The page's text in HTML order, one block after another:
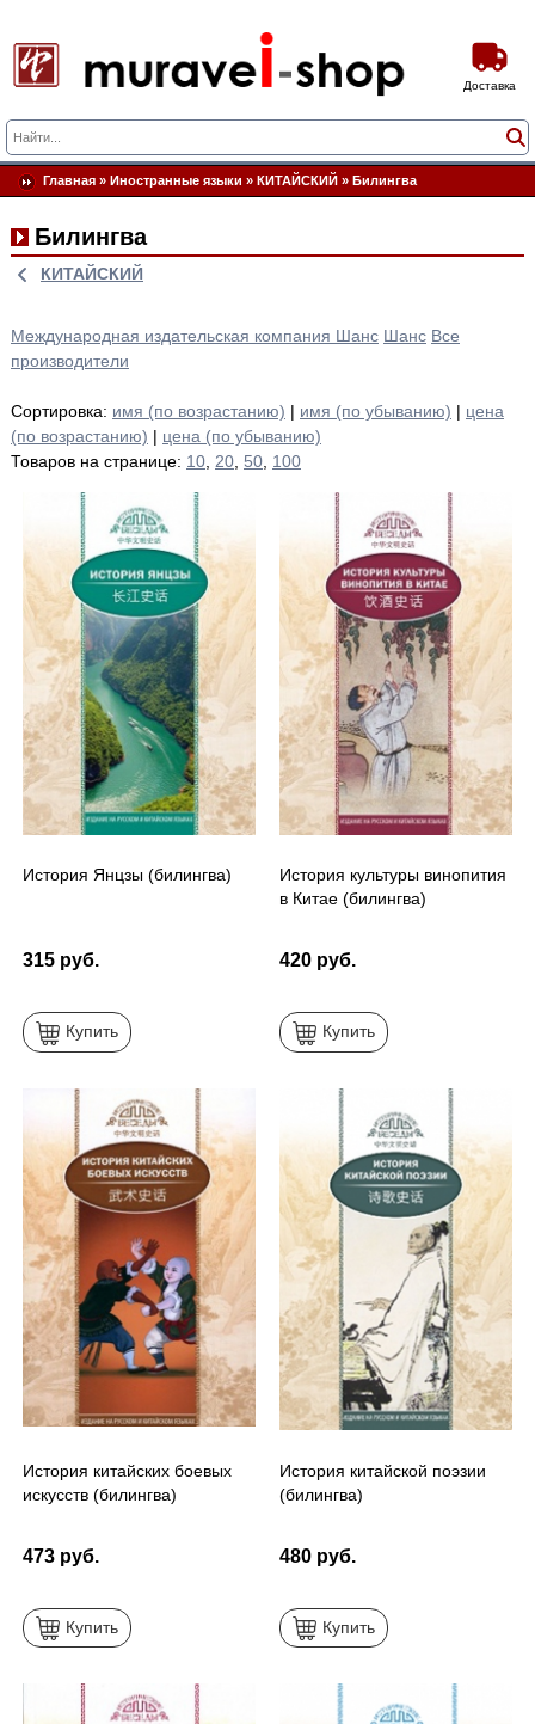
Доставка
Главная » Иностранные языки » КИТАЙСКИЙ » Билингва
Билингва
КИТАЙСКИЙ
Международная издательская компания Шанс Шанс Все
производители
Сортировка: имя (по возрастанию) | имя (по убыванию) | цена
(по возрастанию) | цена (по убыванию)
Товаров на странице: 10, 20, 50, 100
История Янцзы (билингва)
315 руб.
Купить
История культуры винопития
в Китае (билингва)
420 руб.
Купить
История китайских боевых
искусств (билингва)
473 руб.
Купить
История китайской поэзии
(билингва)
480 руб.
Купить